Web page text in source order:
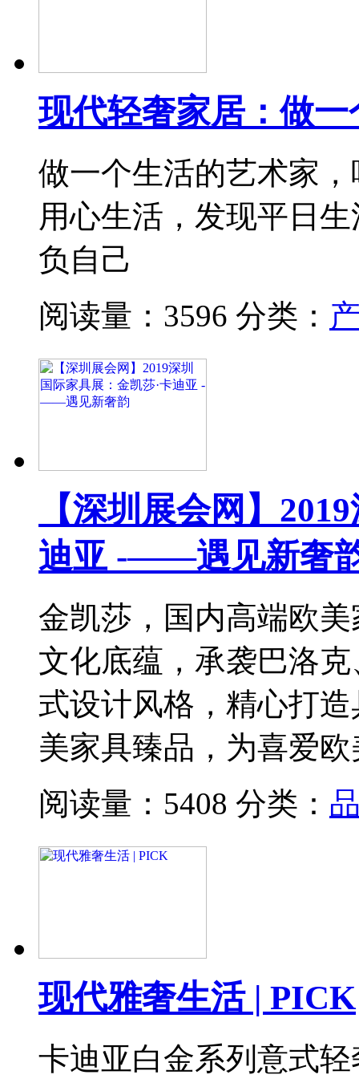
现代轻奢家居：做
做一个生活的艺术家
用心生活，发现平日
负自己
阅读量：3596 分类：
【深圳展会网】
迪亚 -——遇见新奢
金凯莎，国内高端欧
文化底蕴，承袭巴洛
式设计风格，精心打
美家具臻品，为喜爱欧
阅读量：5408 分类：
现代雅奢生活 | PICK
卡迪亚白金系列意式